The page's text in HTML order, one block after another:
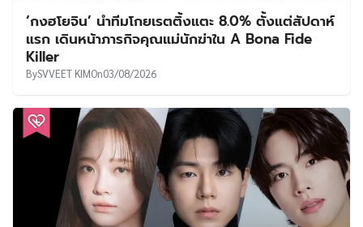
‘กงฮโยจิน’ นำทีมโกยเรตติ้งแตะ 8.0% ตั้งแต่สัปดาห์
แรก เดินหน้าภารกิจคุณแม่นักฆ่าใน A Bona Fide
Killer
BySVVEET KIMOn03/08/2026